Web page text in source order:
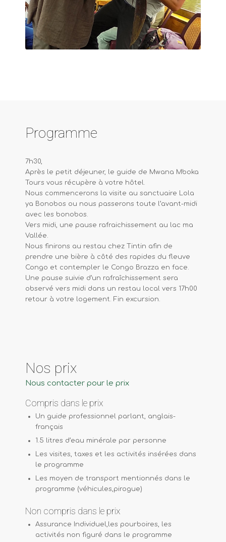
Programme
7h30,
Après le petit déjeuner, le guide de Mwana Mboka
Tours vous récupère à votre hôtel.
Nous commencerons la visite au sanctuaire Lola
ya Bonobos ou nous passerons toute l’avant-midi
avec les bonobos.
Vers midi, une pause rafraichissement au lac ma
Vallée.
Nous finirons au restau chez Tintin afin de
prendre une bière à côté des rapides du fleuve
Congo et contempler le Congo Brazza en face.
Une pause suivie d’un rafraîchissement sera
observé vers midi dans un restau local vers 17h00
retour à votre logement. Fin excursion.
Nos prix
Nous contacter pour le prix
Compris dans le prix
Un guide professionnel parlant, anglais-
français
1.5 litres d’eau minérale par personne
Les visites, taxes et les activités insérées dans
le programme
Les moyen de transport mentionnés dans le
programme (véhicules,pirogue)
Non compris dans le prix
Assurance Individuel,les pourboires, les
activités non figuré dans le programme